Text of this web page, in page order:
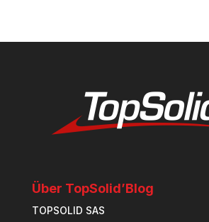
Über TopSolid’Blog
TOPSOLID SAS